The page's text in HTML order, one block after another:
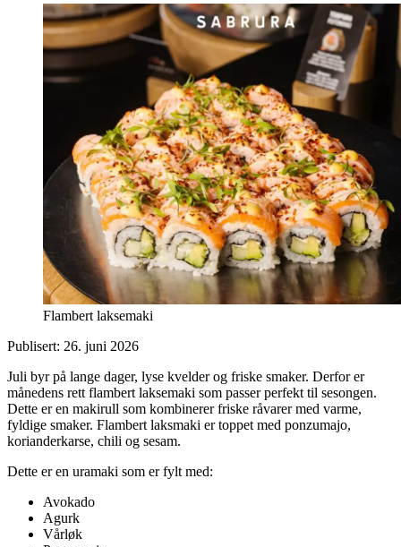
Flambert laksemaki
Publisert: 26. juni 2026
Juli byr på lange dager, lyse kvelder og friske smaker. Derfor er
månedens rett flambert laksemaki som passer perfekt til sesongen.
Dette er en makirull som kombinerer friske råvarer med varme,
fyldige smaker. Flambert laksmaki er toppet med ponzumajo,
korianderkarse, chili og sesam.
Dette er en uramaki som er fylt med:
Avokado
Agurk
Vårløk